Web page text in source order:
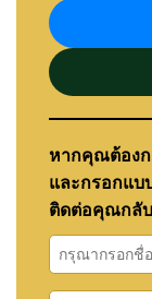
หากคุณต้องก
และกรอกแบ
ติดต่อคุณกลับ